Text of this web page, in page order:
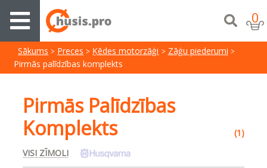
0
Sākums Preces Ķēdes motorzāģi
Zāģu piederumi
Pirmās palīdzības komplekts
Pirmās Palīdzības
Komplekts
(1)
VISI ZĪMOLI